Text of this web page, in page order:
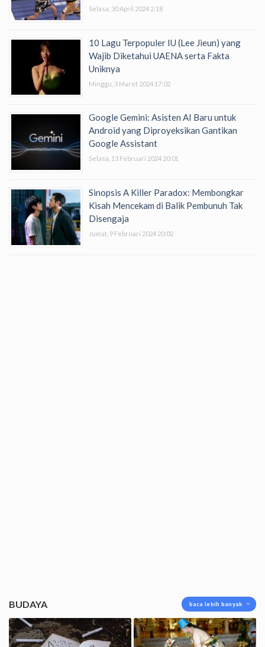
Selasa, 30 April 2024 2:18
10 Lagu Terpopuler IU (Lee Jieun) yang
Wajib Diketahui UAENA serta Fakta
Uniknya
Minggu, 3 Maret 2024 17:02
Google Gemini: Asisten AI Baru untuk
Android yang Diproyeksikan Gantikan
Google Assistant
Selasa, 13 Februari 2024 20:01
Sinopsis A Killer Paradox: Membongkar
Kisah Mencekam di Balik Pembunuh Tak
Disengaja
Jumat, 9 Februari 2024 20:02
BUDAYA baca lebih banyak